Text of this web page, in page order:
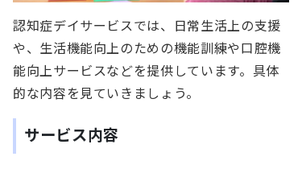
認知症デイサービスでは、
日常生活上の支援
や、生活機能向上のための機能訓練や口腔機
能向上サービスなどを提供しています。具体
的な内容を見ていきましょう。
サービス内容